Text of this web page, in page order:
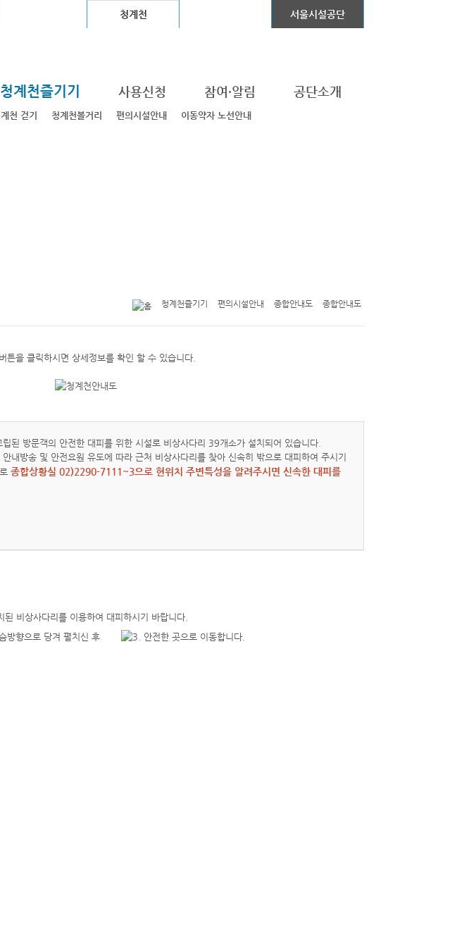
청계천 서울시설공단
청계천즐기기
천 걷기 청계천볼거리 편의시설안내 이동약자 노선안내
사용신청 참여·알림 공단소개
청계천즐기기 편의시설안내 종합안내도 종합안내도
된 방문객의 안전한 대피를 위한 시설로 비상사다리 39개소가 설치되어 있습니다.
내방송 및 안전요원 유도에 따라 근처 비상사다리를 찾아 신속히 밖으로 대피하여 주시기
종합상황실 02)2290-7111~3으로 현위치 주변특성을 알려주시면 신속한 대피를
비상사다리를 이용하여 대피하시기 바랍니다.